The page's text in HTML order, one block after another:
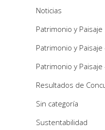
Noticias
Patrimonio y Paisaje
Patrimonio y Paisaje
Patrimonio y
Resultados de
Sin categoría
Sustentabilidad